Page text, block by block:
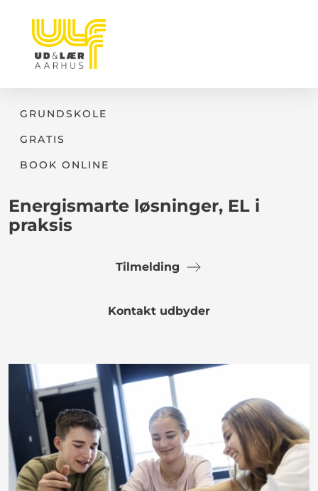
GRUNDSKOLE
GRATIS
BOOK ONLINE
Energismarte løsninger, EL i
praksis
Tilmelding
Kontakt udbyder